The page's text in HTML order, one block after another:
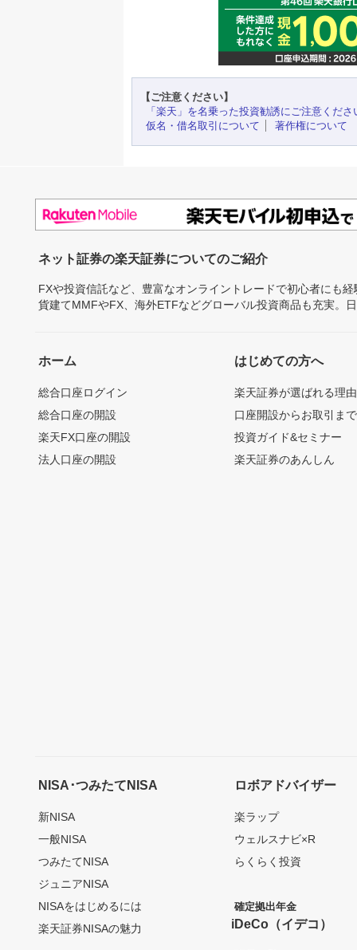
【ご注意ください】
「楽天」を名乗った投資勧誘にご注意くださ
仮名・借名取引について
著作権について
ネット証券の楽天証券についてのご紹介
FXや投資信託など、豊富なオンライントレードで初心者にも
貨建てMMFやFX、海外ETFなどグローバル投資商品も充実。
ホーム
総合口座ログイン
総合口座の開設
楽天FX口座の開設
法人口座の開設
はじめての方へ
楽天証券が選ばれる理由
口座開設からお取引ま
投資ガイド&セミナー
楽天証券のあんしん
NISA･つみたてNISA
新NISA
一般NISA
つみたてNISA
ジュニアNISA
NISAをはじめるには
楽天証券NISAの魅力
ロボアドバイザー
楽ラップ
ウェルスナビ×R
らくらく投資
確定拠出年金
iDeCo（イデコ）